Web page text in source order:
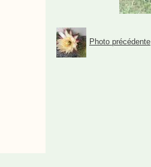
Photo précédente